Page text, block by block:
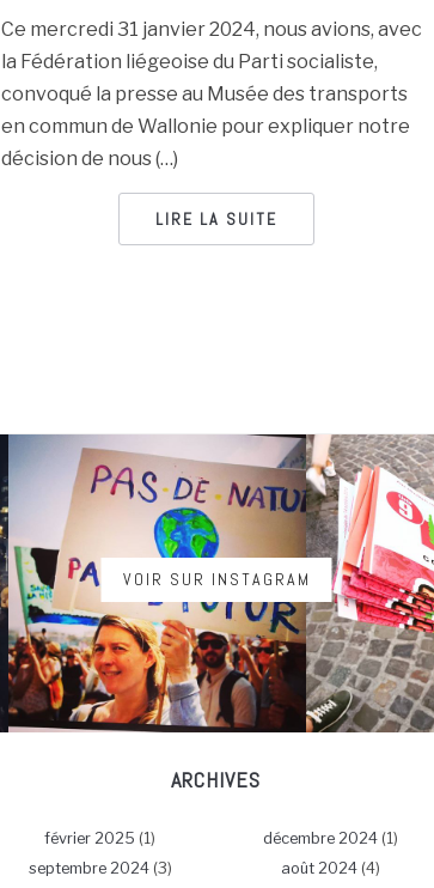
Ce mercredi 31 janvier 2024, nous avions, avec
la Fédération liégeoise du Parti socialiste,
convoqué la presse au Musée des transports
en commun de Wallonie pour expliquer notre
décision de nous (…)
LIRE LA SUITE
VOIR SUR INSTAGRAM
ARCHIVES
février 2025 (1) décembre 2024 (1)
septembre 2024(3) août 2024 (4)